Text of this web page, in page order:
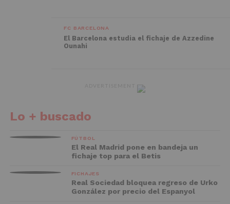
FC BARCELONA
El Barcelona estudia el fichaje de Azzedine
Ounahi
Lo + buscado
FÚTBOL
El Real Madrid pone en bandeja un
fichaje top para el Betis
FICHAJES
Real Sociedad bloquea regreso de Urko
González por precio del Espanyol